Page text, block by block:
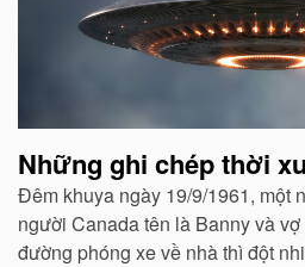
Những ghi chép thời
Đêm khuya ngày 19/9/1961, một
người Canada tên là Banny và
đường phóng xe về nhà thì đột